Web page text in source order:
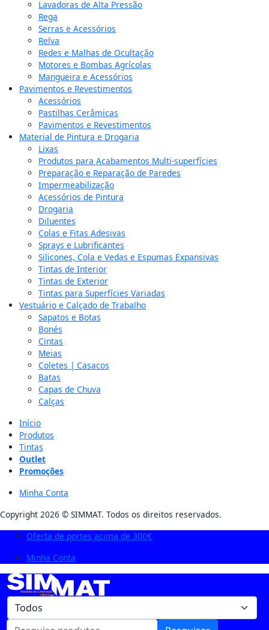
Lavadoras de Alta Pressão
Rega
Serras e Acessórios
Relva
Redes e Malhas de Ocultação
Motores e Bombas Agrícolas
Mangueira e Acessórios
Pavimentos e Revestimentos
Acessórios
Pastilhas Cerâmicas
Pavimentos e Revestimentos
Material de Pintura e Drogaria
Lixas
Produtos para Acabamentos Multi-superfícies
Preparação e Reparação de Paredes
Impermeabilização
Acessórios de Pintura
Drogaria
Diluentes
Colas e Fitas Adesivas
Sprays e Lubrificantes
Silicones, Cola e Vedas e Espumas Expansivas
Tintas de Interior
Tintas de Exterior
Tintas para Superfícies Variadas
Vestuário e Calçado de Trabalho
Sapatos e Botas
Bonés
Cintas
Meias
Coletes | Casacos
Batas
Capas de Chuva
Calças
Início
Produtos
Tintas
Outlet
Promoções
Minha Conta
Copyright 2026 © SIMMAT. Todos os direitos reservados.
Oferta de portes acima de 300€
Minha Conta